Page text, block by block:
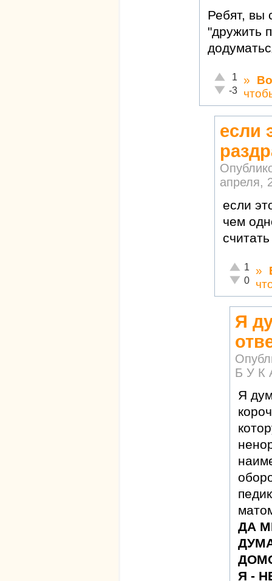
Ребят, вы
"дружить
Отлично!
1
Неадекватно!
-3
»
если
апреля,
если
чем
Отлично!
1
0
»
Я
Б У К
Я
ДА
Я -